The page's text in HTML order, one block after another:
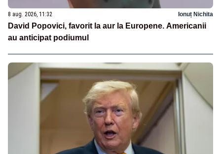
8 aug. 2026, 11:32 Ionuț Nichita
David Popovici, favorit la aur la Europene. Americanii
au anticipat podiumul